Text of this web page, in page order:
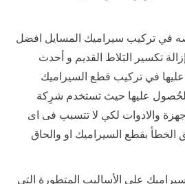
في تركيب سيراميك المسايل افضل
تكسير البَلاط القديم و أحدث
عليها في تركيب قطع السيراميك
الحُصول عليها حيث تستخدم شرِكة
والادوات لكي لا تتسبب فى اى
بقطع السيراميك او والحاق
على الأساليب المتطورة التي